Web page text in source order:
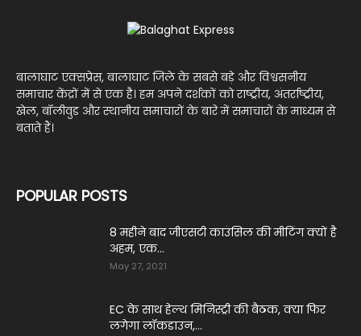
बालाघाट एक्सप्रेस, बालाघाट जिले के सबसे बड़े और विश्वसनीय
समाचार केंद्रों में से एक है। हम अपने दर्शकों को राष्ट्रीय, अंतर्राष्ट्रीय,
खेल, बॉलीवुड और स्थानीय समाचारों के बारे में समाचारों के माध्यम से
बताते हैं।
POPULAR POSTS
8 महीने बाद जीएसटी काउंसिल की मीटिंग क्यों है
अहम, एक...
May 27, 2021
EC के साथ हेल्थ मिनिस्ट्री की बैठक, क्या फिर
लगेगा लॉकडाउन,...